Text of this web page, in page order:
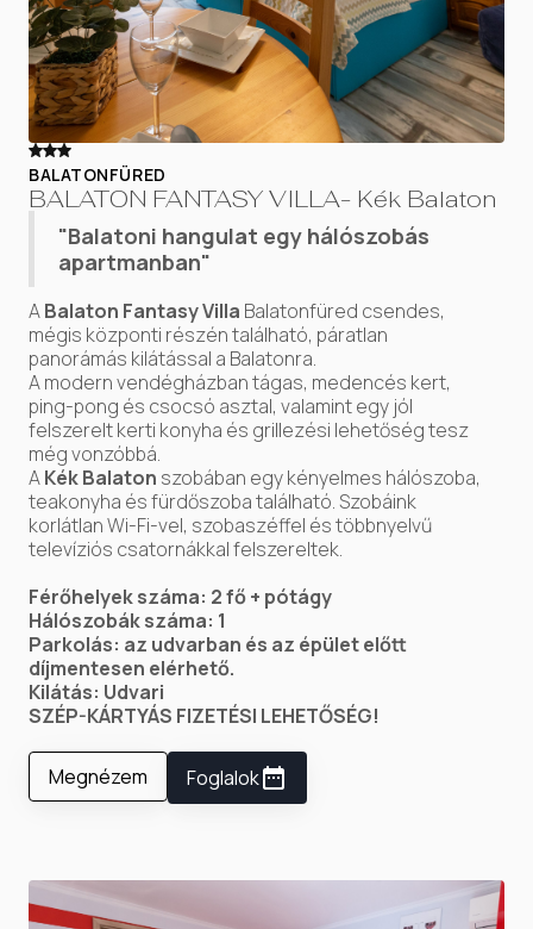
BALATONFÜRED
BALATON FANTASY VILLA- Kék Balaton
"Balatoni hangulat egy hálószobás
apartmanban"
ABalaton Fantasy Villa Balatonfüred csendes,
mégis központi részén található, páratlan
panorámás kilátással a Balatonra.
A modern vendégházban tágas, medencés kert,
ping-pong és csocsó asztal, valamint egy jól
felszerelt kerti konyha és grillezési lehetőség tesz
még vonzóbbá.
AKék Balaton szobában egy kényelmes hálószoba,
teakonyha és fürdőszoba található. Szobáink
korlátlan Wi-Fi-vel, szobaszéffel és többnyelvű
televíziós csatornákkal felszereltek.
Férőhelyek száma: 2 fő + pótágy
Hálószobák száma: 1
Parkolás: az udvarban és az épület előtt
díjmentesen elérhető.
Kilátás: Udvari
SZÉP-KÁRTYÁS FIZETÉSI LEHETŐSÉG!
Megnézem Foglalok